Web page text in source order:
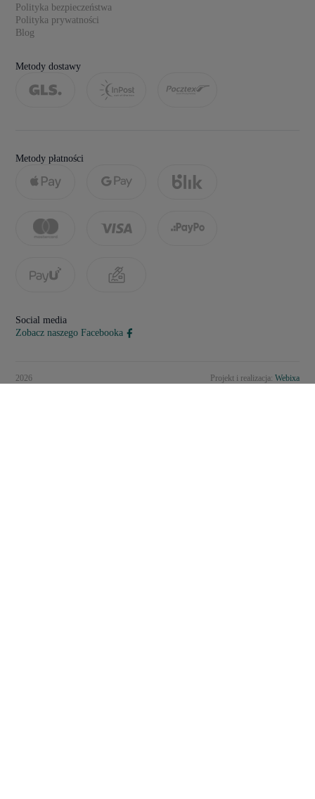
Polityka bezpieczeństwa
Polityka prywatności
Blog
Metody dostawy
Metody płatności
Social media
Zobacz naszego Facebooka
2026 Projekt i realizacja: Webixa